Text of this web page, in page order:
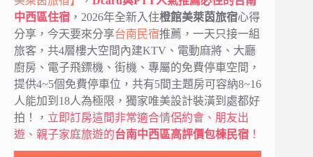
中西區住宿 ，2026年全新入住橙館美萊茵旅宿心得
分享，今天要來分享台南民宿推薦，一天只接一組
旅客，共4層樓大空間內建KTV、電動麻將、大廳
廚房、電子飛鏢機、街機、專屬的免費停車空間，
提供4~5個免費停車位，共有5間主題房可容納8~16
人能加到18人為極限，獨家唯美設計裝潢到處都好
拍！， 立即訂房這間非常適合情侶約會、朋友出
遊、親子家庭旅遊的台南中西區高評價包棟民宿 ！